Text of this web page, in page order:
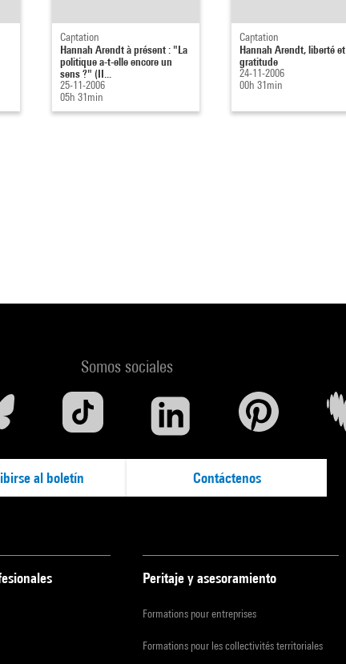
Captation
Hannah Arendt à présent : "La
politique a-t-elle encore un
sens ?" (II...
25-11-2006
05h 31min
Captation
Hannah Arendt, liberté et
gratitude
24-11-2006
00h 31min
Somos sociales
al boletín Contáctenos
Peritaje y asesoramiento
Formations pour entreprises
Formations pour les collectivités territoriales